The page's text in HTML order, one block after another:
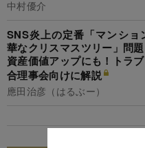
中村優介
SNS炎上の定番「マンショ
華なクリスマスツリー」問
資産価値アップにも！トラ
合理事会向けに解説
應田治彦（はるぶー）